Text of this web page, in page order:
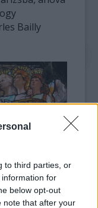
to third parties, or
for
below opt-out
note that after your
Bailly